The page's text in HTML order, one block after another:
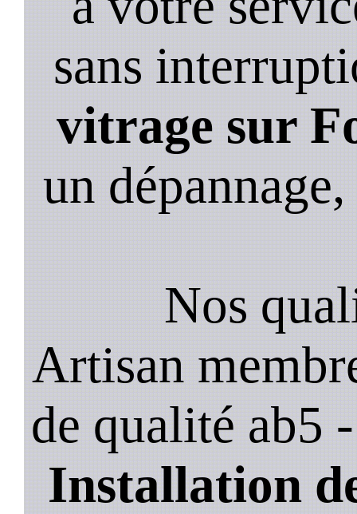
sans
vitrage sur
un
Nos
Artisan
de qualité ab5
Installation